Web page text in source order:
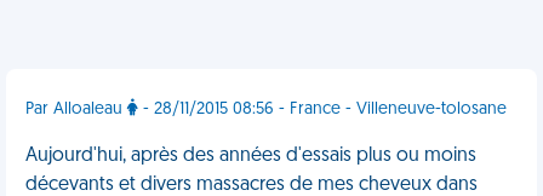
Par Alloaleau - 28/11/2015 08:56 - France - Villeneuve-tolosane
Aujourd'hui, après des années d'essais plus ou moins
décevants et divers massacres de mes cheveux dans